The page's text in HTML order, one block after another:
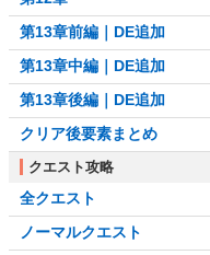
第13章前編｜DE追加
第13章中編｜DE追加
第13章後編｜DE追加
クリア後要素まとめ
クエスト攻略
全クエスト
ノーマルクエスト